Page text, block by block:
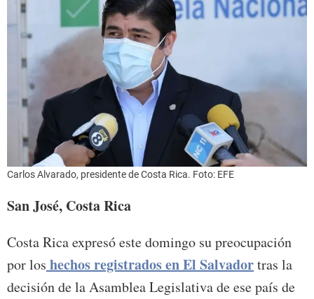
Carlos Alvarado, presidente de Costa Rica. Foto: EFE
San José, Costa Rica
Costa Rica expresó este domingo su preocupación
por los hechos registrados en El Salvadortras la
decisión de la Asamblea Legislativa de ese país de